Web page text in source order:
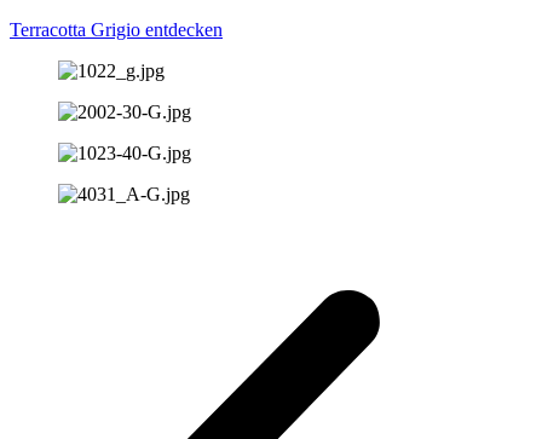
Terracotta Grigio entdecken